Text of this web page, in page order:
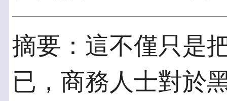
摘要：這不僅只是
已，商務人士對於